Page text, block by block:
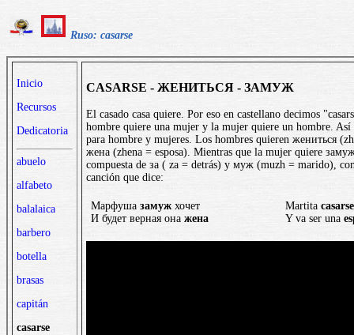
Ruso: casarse
Inicio
Recursos
Dedicatoria
abuelo
alfabeto
balalaica
barbero
botella
brasas
capitán
casarse
CASARSE - ЖЕНИТЬСЯ - ЗАМУЖ
El casado casa quiere. Por eso en castellano decimos
hombre quiere una mujer y la mujer quiere un hombre.
para hombre y mujeres. Los hombres quieren жениться
жена (zhena = esposa). Mientras que la mujer quiere
compuesta de за ( za = detrás) y муж (muzh = marido),
canción que dice:
Марфуша замуж хочет
И будет верная она жена
Martita casarse
Y va ser una